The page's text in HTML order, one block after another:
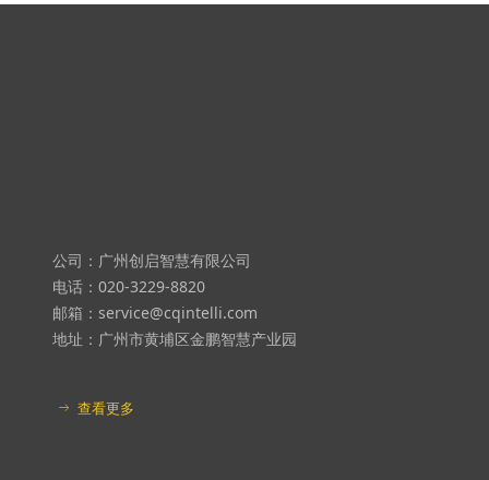
ꁹ 查看更多
公司：广州创启智慧有限公司
电话：020-3229-8820
邮箱：service@cqintelli.com
地址：广州市黄埔区金鹏智慧产业园
剑法内化于心，外化于行，不拘泥于剑法招式，无招胜有招